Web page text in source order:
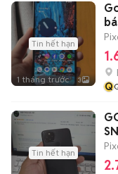
Tin hết hạn
1 tháng trước 3
Q
Tin hết hạn